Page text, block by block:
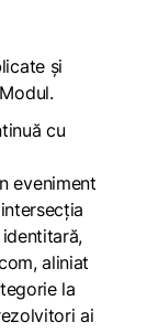
și
cu
eveniment
aliniat
la
ai